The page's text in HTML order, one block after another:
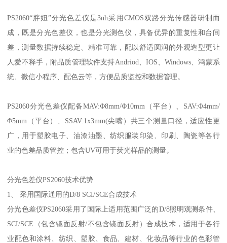
PS2060“胖妞”分光色差仪是3nh采用 CMOS 双路分光传感器研制而
成，既是分光色差仪，也是分光测色仪，具备优异的重复性和台间
差，测量数据持续稳定、精准可靠，配以舒适圆润的外观造型更让
人爱不释手，附品质管理软件支持Andriod IOS 、Windows 、鸿蒙系
统、微信小程序、配色云等，方便品质监控和数据管理。
PS2060分光色差仪配备MAV:Φ8mm/Φ10mm （平台）、 SAV:Φ4mm/
Φ5mm （平台）、 SSAV:1x3mm(尖嘴）共三个测量口径，适应性更
广，用于塑胶电子、油漆油墨、纺织服装印染、印刷、陶瓷等各行
业的色差品质管控；包含UV可用于荧光样品的测量。
分光色差仪PS2060技术优势
1
、 采用国际通用的D/8 SCI/SCE合成技术
分光色差仪PS2060采用了国际上适用范围广泛的D/8照明观测条件、
SCI/SCE （包含镜面反射/不包含镜面反射）合成技术，适用于各行
业配色和涂料、纺织、塑胶、食品、建材、化妆品等行业的色彩管